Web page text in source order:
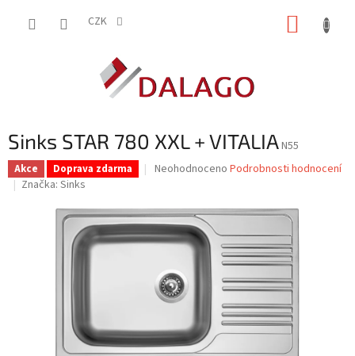
CZK
Sinks STAR 780 XXL + VITALIAN55
Akce Doprava zdarma
Průměrné
je
0,0
z
hvězdiček.
Neohodnoceno Podrobnosti hodnocení
Značka: Sinks